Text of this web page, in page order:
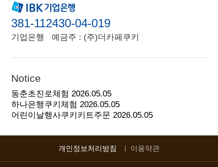
381-112430-04-019
기업은행 예금주 : (주)더카페쿠키
Notice
동춘초진로체험 2026.05.05
하나은행쿠키체험 2026.05.05
어린이날행사쿠키키트주문 2026.05.05
개인정보처리방침 이용약관